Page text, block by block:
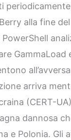
alla fine
GammaLoad
arriva
(CERT-
dannosa
e Polonia. Gli